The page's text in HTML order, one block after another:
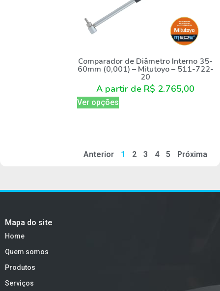
Comparador de Diâmetro Interno 35-
60mm (0,001) – Mitutoyo – 511-722-
20
A partir de R$ 2.765,00
Ver opções
Anterior 1 2 3 4 5 Próxima
Mapa do site
Home
Quem somos
Produtos
Serviços